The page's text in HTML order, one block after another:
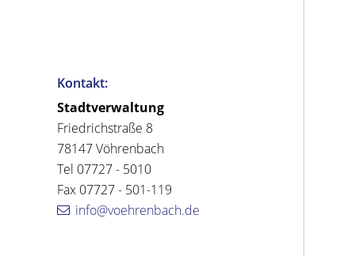
Kontakt:
Stadtverwaltung
Friedrichstraße 8
78147 Vöhrenbach
Tel 07727 - 5010
Fax 07727 - 501-119
info@voehrenbach.de